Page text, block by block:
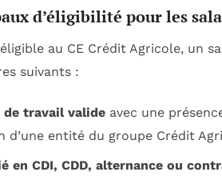
d’éligibilité pour les
au CE Crédit Agricole, un
suivants :
travail valideavec une
d’une entité du groupe Crédit
en CDI, CDD, alternance ou